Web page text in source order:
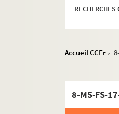
RECHERCHES
Accueil CCFr >
8-MS-FS-